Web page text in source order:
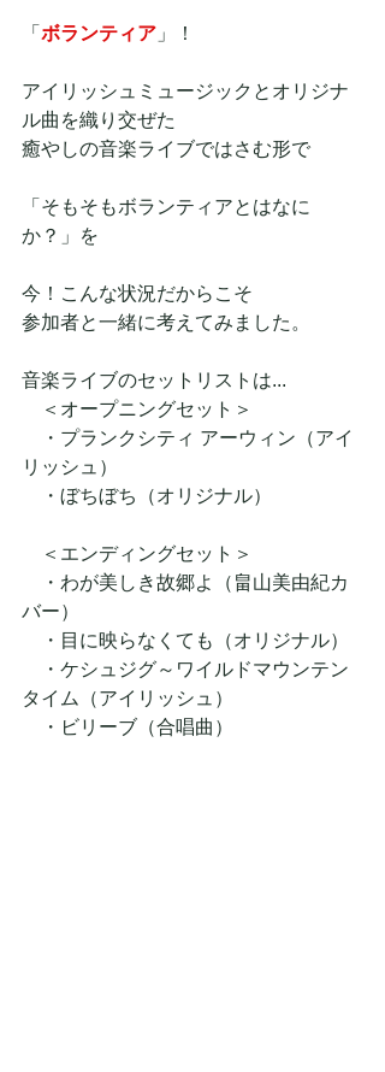
「 ボランティア 」！
アイリッシュミュージックとオリジナ
ル曲を織り交ぜた
癒やしの音楽ライブではさむ形で
「そもそもボランティアとはなに
か？」を
今！こんな状況だからこそ
参加者と一緒に考えてみました。
音楽ライブのセットリストは...
＜オープニングセット＞
・プランクシティ アーウィン（アイ
リッシュ）
・ぼちぼち（オリジナル）
＜エンディングセット＞
・わが美しき故郷よ（畠山美由紀カ
バー）
・目に映らなくても（オリジナル）
・ケシュジグ～ワイルドマウンテン
タイム（アイリッシュ）
・ビリーブ（合唱曲）